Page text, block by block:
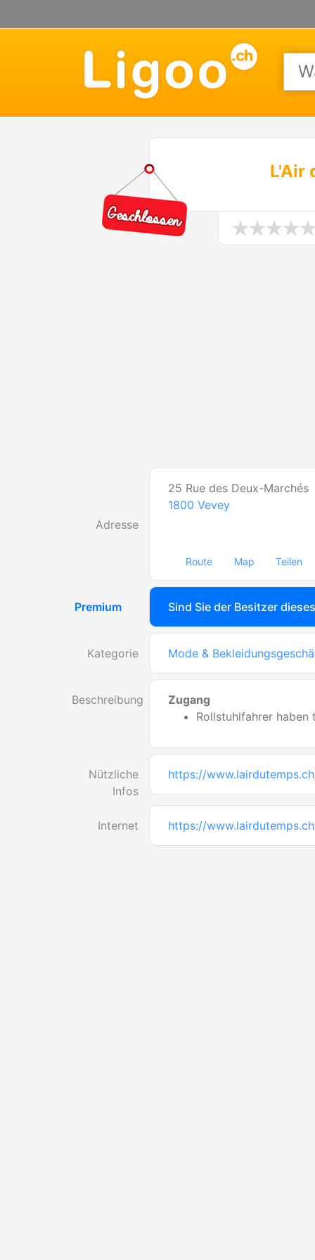
L'Air
Adresse
25 Rue des Deux-Marchés
1800 Vevey
Route Map Teilen
Premium Sind Sie der Besitzer
Kategorie Mode &
Beschreibung
Zugang
Rollstuhlfahrer haben
Nützliche
Infos
https://
Internet https://